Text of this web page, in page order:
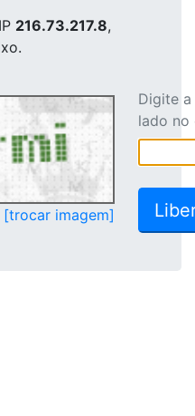
216.73.217.8,
[trocar imagem]
Digite
lado no